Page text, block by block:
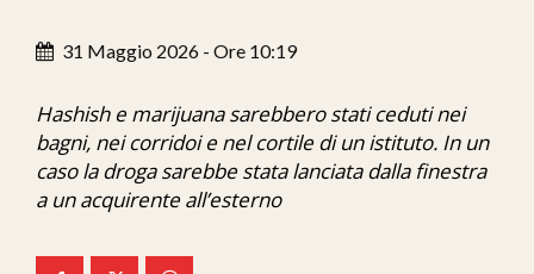
Sanità
Economia
Ita-Mondo
31 Maggio 2026 - Ore 10:19
Hashish e marijuana sarebbero stati ceduti nei
bagni, nei corridoi e nel cortile di un istituto. In un
caso la droga sarebbe stata lanciata dalla finestra
a un acquirente all’esterno